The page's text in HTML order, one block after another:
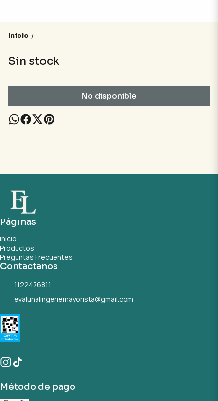
Inicio /
Sin stock
No disponible
Páginas
Inicio
Productos
Preguntas Frecuentes
Contactanos
1122476811
evalunalingeriemayorista@gmail.com
Método de pago